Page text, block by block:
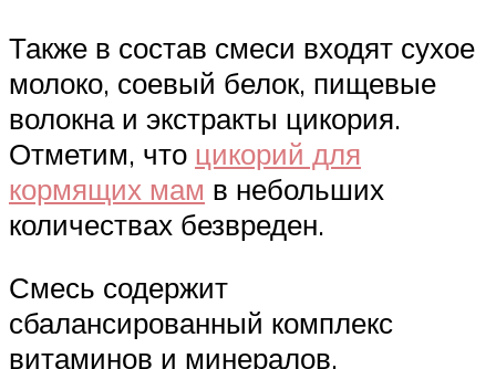
Также в состав смеси входят сухое
молоко, соевый белок, пищевые
волокна и экстракты цикория.
Отметим, что цикорий для
кормящих мам в небольших
количествах безвреден.
Смесь содержит
сбалансированный комплекс
витаминов и минералов.